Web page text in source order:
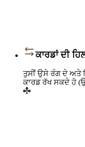
ਕਾਰਡਾਂ ਦੀ
ਤੁਸੀਂ ਉਸੇ ਰੰਗ ਦੇ ਅਤੇ
ਕਾਰਡ ਰੱਖ ਸਕਦੇ ਹੋ